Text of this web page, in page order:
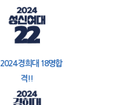
2024 경희대 18명합
격!!